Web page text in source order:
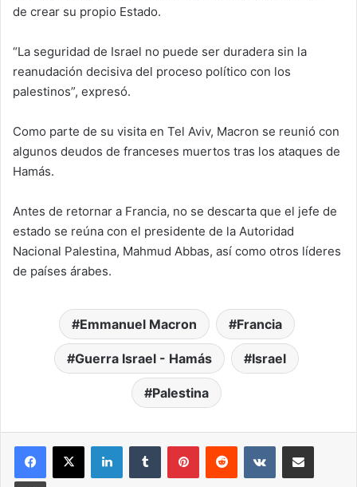
de crear su propio Estado.
“La seguridad de Israel no puede ser duradera sin la
reanudación decisiva del proceso político con los
palestinos”, expresó.
Como parte de su visita en Tel Aviv, Macron se reunió con
algunos deudos de franceses muertos tras los ataques de
Hamás.
Antes de retornar a Francia, no se descarta que el jefe de
estado se reúna con el presidente de la Autoridad
Nacional Palestina, Mahmud Abbas, así como otros líderes
de países árabes.
Emmanuel Macron Francia
Guerra Israel - Hamás Israel
Palestina
LinkedInTumblr PinterestReddit VKontakteCompartir por correo
Imprimir